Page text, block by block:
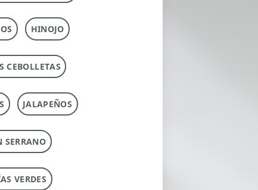
HINOJO
CEBOLLETAS
JALAPEÑOS
SERRANO
VERDES